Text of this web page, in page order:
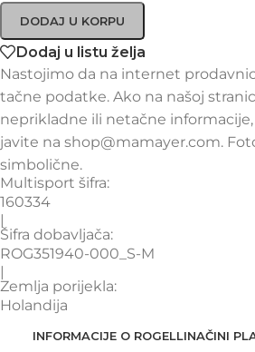
DODAJ U KORPU
Dodaj u listu želja
Nastojimo da na internet
tačne podatke. Ako na našoj
neprikladne ili netačne
javite na shop@mamayer.com.
simbolične.
Multisport šifra:
160334
|
Šifra dobavljača:
ROG351940-000_S-M
|
Zemlja porijekla:
Holandija
INFORMACIJE O ROGELLINAČINI